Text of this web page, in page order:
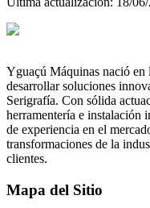
Yguaçú Máquinas nació en
desarrollar soluciones
Serigrafía. Con sólida
herramentería e instalación
de experiencia en el
transformaciones de la
clientes.
Mapa del Sitio